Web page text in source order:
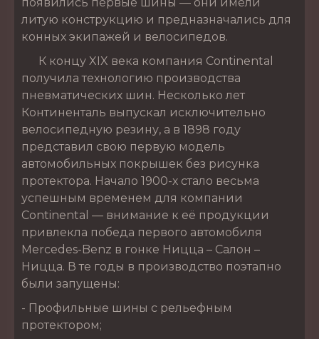
литую конструкцию и предназначались для
конных экипажей и велосипедов.
К концу XIX века компания Continental
получила технологию производства
пневматических шин. Несколько лет
Континенталь выпускал исключительно
велосипедную резину, а в 1898 году
представил свою первую модель
автомобильных покрышек без рисунка
протектора. Начало 1900-х стало весьма
успешным временем для компании
Continental — внимание к её продукции
привлекла победа первого автомобиля
Mercedes-Benz в гонке Ницца – Салон –
Ницца. В те годы в производство поэтапно
были запущены:
- Профильные шины с рельефным
протектором;